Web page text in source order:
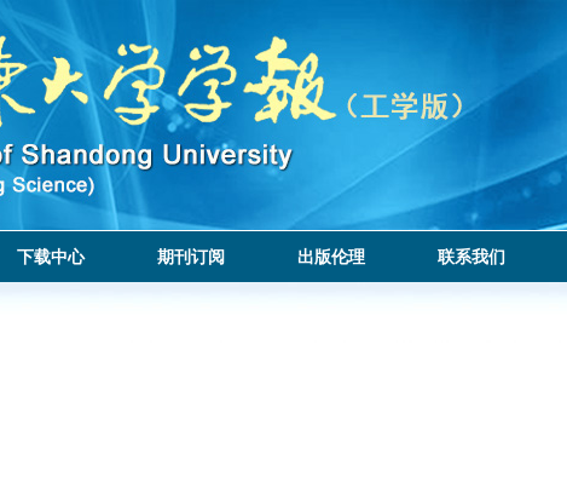
下载中心 期刊订阅 出版伦理 联系我们